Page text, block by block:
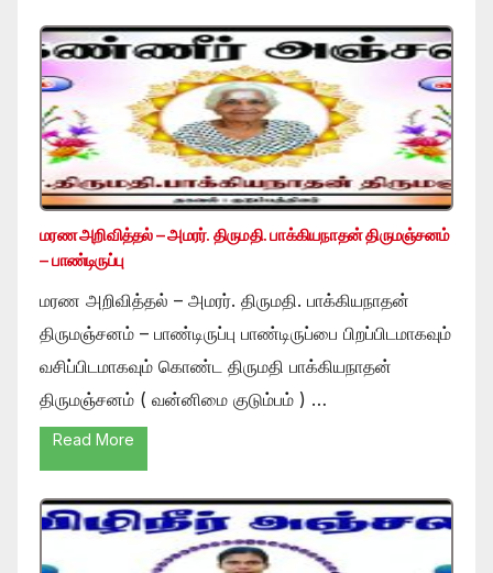
மரண அறிவித்தல் – அமரர். திருமதி. பாக்கியநாதன் திருமஞ்சனம்
– பாண்டிருப்பு
மரண அறிவித்தல் – அமரர். திருமதி. பாக்கியநாதன்
திருமஞ்சனம் – பாண்டிருப்பு பாண்டிருப்பை பிறப்பிடமாகவும்
வசிப்பிடமாகவும் கொண்ட திருமதி பாக்கியநாதன்
திருமஞ்சனம் ( வன்னிமை குடும்பம் ) …
Read More